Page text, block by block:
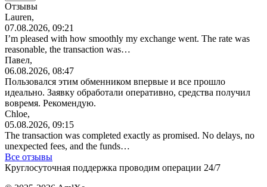
Отзывы
Lauren,
07.08.2026, 09:21
I’m pleased with how smoothly my exchange went. The rate was
reasonable, the transaction was…
Павел,
06.08.2026, 08:47
Пользовался этим обменником впервые и все прошло
идеально. Заявку обработали оперативно, средства получил
вовремя. Рекомендую.
Chloe,
05.08.2026, 09:15
The transaction was completed exactly as promised. No delays, no
unexpected fees, and the funds…
Все отзывы
Круглосуточная поддержка проводим операции 24/7